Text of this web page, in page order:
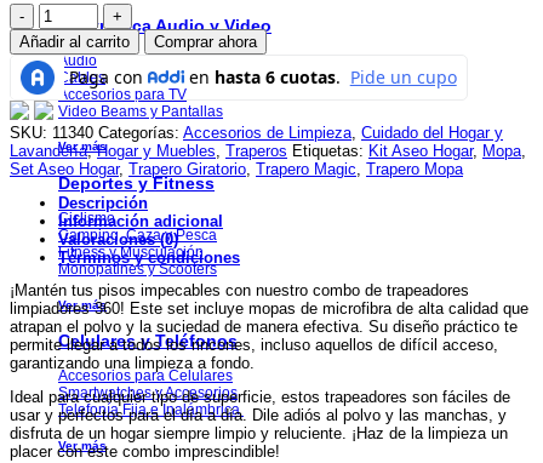
Electrónica Audio y Video
Audio
Cables
Accesorios para TV
Video Beams y Pantallas
Ver más
Deportes y Fitness
Ciclismo
Camping, Caza y Pesca
Fitness y Musculación
Monopatines y Scooters
Ver más
Celulares y Teléfonos
Accesorios para Celulares
Smartwatches y Accesorios
Telefonía Fija e Inalámbrica
Ver más
Kit
Limpieza
Hogar
Trapero
Magic
360
Mopa
cantidad
Añadir al carrito Comprar ahora
SKU: 11340 Categorías: Accesorios de Limpieza Cuidado del Hogar y
Lavandería,Hogar y Muebles Traperos Etiquetas: Kit Aseo Hogar, Mopa
Set Aseo Hogar, Trapero Giratorio Trapero Magic Trapero Mopa
Descripción
Información adicional
Valoraciones (0)
Términos y condiciones
¡Mantén tus pisos impecables con nuestro combo de trapeadores
limpiadores 360! Este set incluye mopas de microfibra de alta calidad que
atrapan el polvo y la suciedad de manera efectiva. Su diseño práctico te
permite llegar a todos los rincones, incluso aquellos de difícil acceso,
garantizando una limpieza a fondo.
Ideal para cualquier tipo de superficie, estos trapeadores son fáciles de
usar y perfectos para el día a día. Dile adiós al polvo y las manchas, y
disfruta de un hogar siempre limpio y reluciente. ¡Haz de la limpieza un
placer con este combo imprescindible!